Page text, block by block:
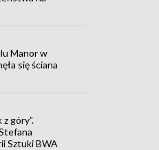
Manor w
się ściana
góry”.
Sztuki BWA